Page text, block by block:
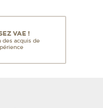
VAE !
des acquis de